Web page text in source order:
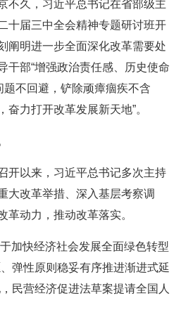
不久，习近平总书记在省部级主
十届三中全会精神专题研讨班开
阐明进一步全面深化改革需要处
干部“增强政治责任感、历史使命
题不回避，铲除顽瘴痼疾不含
力打开改革发展新天地”。
开以来，习近平总书记多次主持
大改革举措、深入基层考察调
革动力，推动改革落实。
加快经济社会发展全面绿色转型
弹性原则稳妥有序推进渐进式延
民营经济促进法草案提请全国人